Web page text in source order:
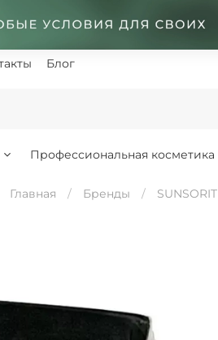
Блог
Профессиональная косметика
Главная Бренды SUNSORIT